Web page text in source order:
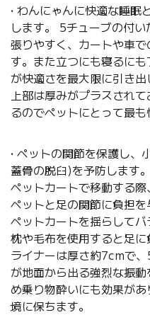
• わんにゃんに快適な睡眠
します。 5チューブの付い
張りやすく、カートや車
す。また立つにも寝るに
が快適さを最大限に引き出
上部は厚みがプラスされ
るのでペットにとって最も
• ペットの関節を保護し、
蓋骨の脱臼)を予防します。
ペットカートで移動する
ペットと足の関節に負担を
ペットカートを揺らして
枕や毛布を使用すると足に
ライナーは厚さ約7cmで
が地面から出る強烈な振
め乗り物酔いにも効果が
境に保ちます。